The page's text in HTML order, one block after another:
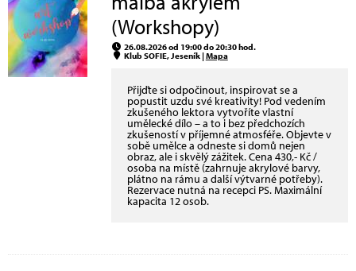
(Workshopy)
26.08.2026 od 19:00 do 20:30 hod.
Klub SOFIE, Jeseník |Mapa
Přijďte si odpočinout, inspirovat se a
popustit uzdu své kreativity! Pod vedením
zkušeného lektora vytvoříte vlastní
umělecké dílo – a to i bez předchozích
zkušeností v příjemné atmosféře. Objevte v
sobě umělce a odneste si domů nejen
obraz, ale i skvělý zážitek. Cena 430,- Kč /
osoba na místě (zahrnuje akrylové barvy,
plátno na rámu a další výtvarné potřeby).
Rezervace nutná na recepci PS. Maximální
kapacita 12 osob.